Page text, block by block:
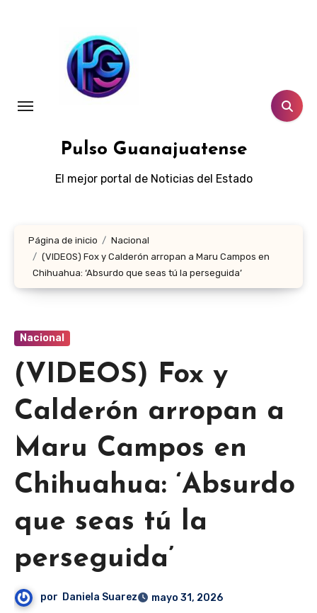
Pulso Guanajuatense
El mejor portal de Noticias del Estado
Página de inicio
Nacional
(VIDEOS) Fox y Calderón arropan a Maru Campos en
Chihuahua: ‘Absurdo que seas tú la perseguida’
Nacional
(VIDEOS) Fox y
Calderón arropan a
Maru Campos en
Chihuahua: ‘Absurdo
que seas tú la
perseguida’
por Daniela Suarez mayo 31, 2026